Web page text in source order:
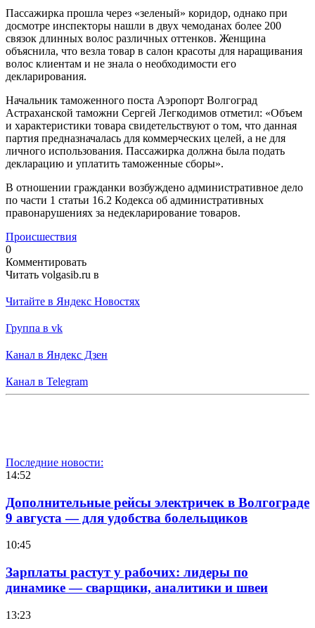
Пассажирка прошла через «зеленый» коридор, однако при
досмотре инспекторы нашли в двух чемоданах более 200
связок длинных волос различных оттенков. Женщина
объяснила, что везла товар в салон красоты для наращивания
волос клиентам и не знала о необходимости его
декларирования.
Начальник таможенного поста Аэропорт Волгоград
Астраханской таможни Сергей Легкодимов отметил: «Объем
и характеристики товара свидетельствуют о том, что данная
партия предназначалась для коммерческих целей, а не для
личного использования. Пассажирка должна была подать
декларацию и уплатить таможенные сборы».
В отношении гражданки возбуждено административное дело
по части 1 статьи 16.2 Кодекса об административных
правонарушениях за недекларирование товаров.
Происшествия
0
Комментировать
Читать volgasib.ru в
Читайте в Яндекс Новостях
Группа в vk
Канал в Яндекс Дзен
Канал в Telegram
Последние новости:
14:52
Дополнительные рейсы электричек в Волгограде
9 августа — для удобства болельщиков
10:45
Зарплаты растут у рабочих: лидеры по
динамике — сварщики, аналитики и швеи
13:23